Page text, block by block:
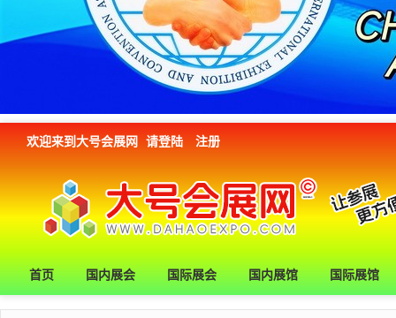
欢迎来到大号会展网 请登陆 注册
首页 国内展会 国际展会 国内展馆 国际展馆